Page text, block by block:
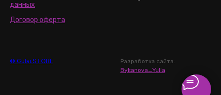
данных
Договор оферта
© Gulai.STORE
Разработка сайта:
Bykanova_Yulia